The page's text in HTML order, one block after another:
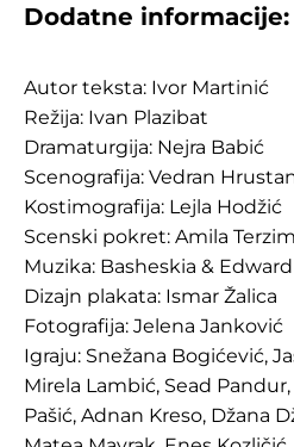
Dodatne informacije:
Autor teksta: Ivor Martinić
Režija: Ivan Plazibat
Dramaturgija: Nejra Babić
Scenografija: Vedran
Kostimografija: Lejla Hodžić
Scenski pokret: Amila
Muzika: Basheskia &
Dizajn plakata: Ismar Žalica
Fotografija: Jelena Janković
Igraju: Snežana Bogićević,
Mirela Lambić, Sead
Pašić, Adnan Kreso, Džana